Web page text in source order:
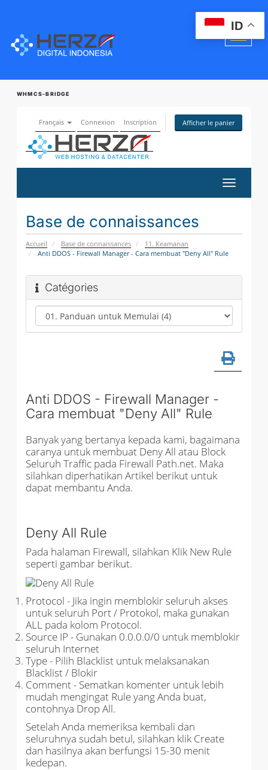
WHMCS-BRIDGE
Français Connexion Inscription Afficher le panier
Basculer
la
Base de connaissances
Accueil Base de connaissances
11. Keamanan
Anti DDOS - Firewall Manager - Cara membuat "Deny All" Rule
Catégories
Anti DDOS - Firewall Manager -
Cara membuat "Deny All" Rule
Banyak yang bertanya kepada kami, bagaimana
caranya untuk membuat Deny All atau Block
Seluruh Traffic pada Firewall Path.net. Maka
silahkan diperhatikan Artikel berikut untuk
dapat membantu Anda.
Deny All Rule
Pada halaman Firewall, silahkan Klik New Rule
seperti gambar berikut.
Protocol - Jika ingin memblokir seluruh akses
untuk seluruh Port / Protokol, maka gunakan
ALL pada kolom Protocol.
Source IP - Gunakan 0.0.0.0/0 untuk memblokir
seluruh Internet
Type - Pilih Blacklist untuk melaksanakan
Blacklist / Blokir
Comment - Sematkan komenter untuk lebih
mudah mengingat Rule yang Anda buat,
contohnya Drop All.
Setelah Anda memeriksa kembali dan
seluruhnya sudah betul, silahkan klik Create
dan hasilnya akan berfungsi 15-30 menit
kedepan.
ID